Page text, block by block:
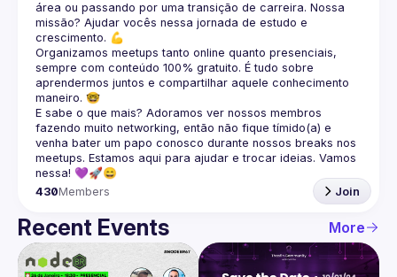
área ou passando por uma transição de carreira. Nossa
missão? Ajudar vocês nessa jornada de estudo e
crescimento. 💪
Organizamos meetups tanto online quanto presenciais,
sempre com conteúdo 100% gratuito. É tudo sobre
aprendermos juntos e compartilhar aquele conhecimento
maneiro. 🤓
E sabe o que mais? Adoramos ver nossos membros
fazendo muito networking, então não fique tímido(a) e
venha bater um papo conosco durante nossos breaks nos
meetups. Estamos aqui para ajudar e trocar ideias. Vamos
nessa! 💜🚀😄
430Members Join
Recent Events More